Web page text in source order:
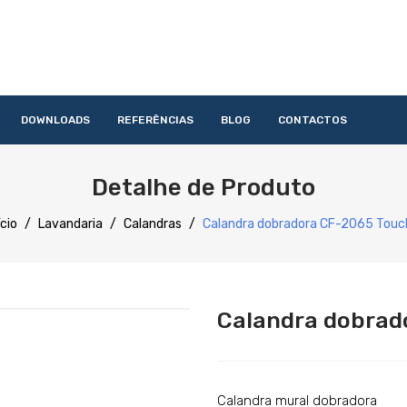
DOWNLOADS REFERÊNCIAS BLOG CONTACTOS
Detalhe de Produto
/ Lavandaria / Calandras / Calandra dobradora CF-2065 Touch
Calandra
Calandra mural dobradora